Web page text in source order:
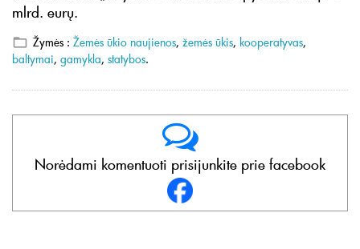
mlrd. eurų.
Žymės : Žemės ūkio naujienos, žemės ūkis, kooperatyvas,
baltymai, gamykla, statybos.
Norėdami komentuoti prisijunkite prie facebook